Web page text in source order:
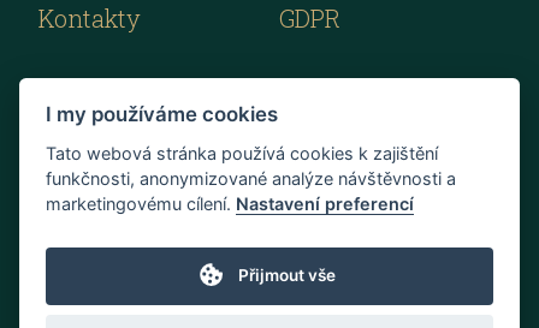
Kontakty
GDPR
I my používáme cookies
Tato webová stránka používá cookies k zajištění
funkčnosti, anonymizované analýze návštěvnosti a
marketingovému cílení. Nastavení preferencí
Přijmout vše